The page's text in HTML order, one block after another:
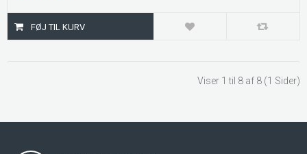
Viser 1 til 8 af 8 (1 Sider)